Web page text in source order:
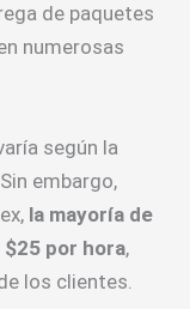
de paquetes
numerosas
según la
embargo,
la mayoría de
por hora,
los clientes.